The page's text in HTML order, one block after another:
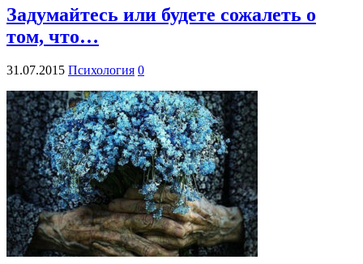
Задумайтесь или будете сожалеть о
том, что…
31.07.2015 Психология 0